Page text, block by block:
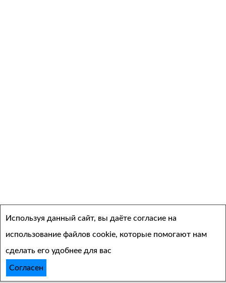
Архивы
Выберите месяц
Используя данный сайт, вы даёте согласие на
использование файлов cookie, которые помогают нам
сделать его удобнее для вас
Согласен